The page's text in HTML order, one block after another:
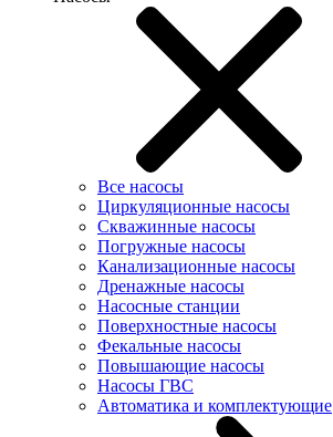
Все насосы
Циркуляционные насосы
Скважинные насосы
Погружные насосы
Канализационные насосы
Дренажные насосы
Насосные станции
Поверхностные насосы
Фекальные насосы
Повышающие насосы
Насосы ГВС
Автоматика и комплектующие